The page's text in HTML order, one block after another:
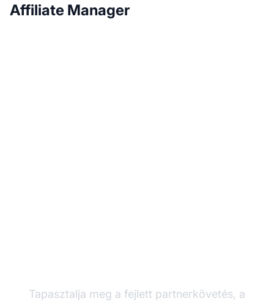
Affiliate Manager
Tapasztalja meg a fejlett partnerkövetés, a